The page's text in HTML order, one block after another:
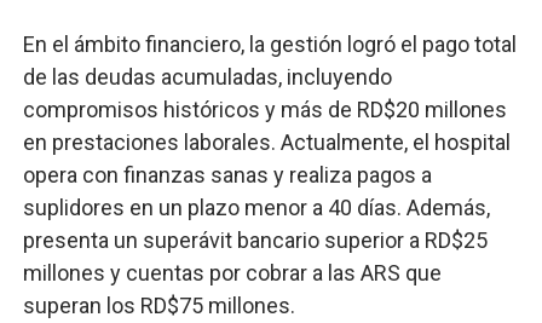
En el ámbito financiero, la gestión logró el pago total
de las deudas acumuladas, incluyendo
compromisos históricos y más de RD$20 millones
en prestaciones laborales. Actualmente, el hospital
opera con finanzas sanas y realiza pagos a
suplidores en un plazo menor a 40 días. Además,
presenta un superávit bancario superior a RD$25
millones y cuentas por cobrar a las ARS que
superan los RD$75 millones.